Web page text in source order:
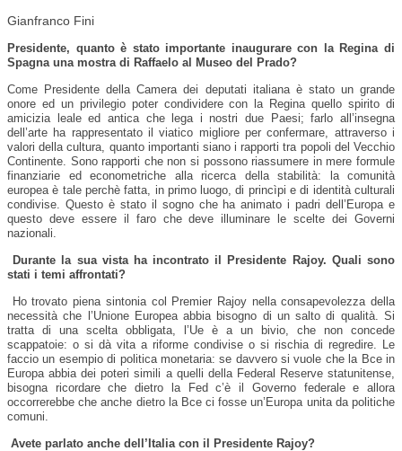
Gianfranco Fini
Presidente, quanto è stato importante inaugurare con la Regina di
Spagna una mostra di Raffaelo al Museo del Prado?
Come Presidente della Camera dei deputati italiana è stato un grande
onore ed un privilegio poter condividere con la Regina quello spirito di
amicizia leale ed antica che lega i nostri due Paesi; farlo all’insegna
dell’arte ha rappresentato il viatico migliore per confermare, attraverso i
valori della cultura, quanto importanti siano i rapporti tra popoli del Vecchio
Continente. Sono rapporti che non si possono riassumere in mere formule
finanziarie ed econometriche alla ricerca della stabilità: la comunità
europea è tale perchè fatta, in primo luogo, di princìpi e di identità culturali
condivise. Questo è stato il sogno che ha animato i padri dell’Europa e
questo deve essere il faro che deve illuminare le scelte dei Governi
nazionali.
Durante la sua vista ha incontrato il Presidente Rajoy. Quali sono
stati i temi affrontati?
Ho trovato piena sintonia col Premier Rajoy nella consapevolezza della
necessità che l’Unione Europea abbia bisogno di un salto di qualità. Si
tratta di una scelta obbligata, l’Ue è a un bivio, che non concede
scappatoie: o si dà vita a riforme condivise o si rischia di regredire. Le
faccio un esempio di politica monetaria: se davvero si vuole che la Bce in
Europa abbia dei poteri simili a quelli della Federal Reserve statunitense,
bisogna ricordare che dietro la Fed c’è il Governo federale e allora
occorrerebbe che anche dietro la Bce ci fosse un’Europa unita da politiche
comuni.
Avete parlato anche dell’Italia con il Presidente Rajoy?